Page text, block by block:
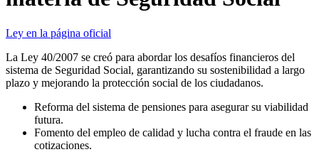
Ley en la página oficial
La Ley 40/2007 se creó para abordar los desafíos financieros del
sistema de Seguridad Social, garantizando su sostenibilidad a largo
plazo y mejorando la protección social de los ciudadanos.
Reforma del sistema de pensiones para asegurar su viabilidad
futura.
Fomento del empleo de calidad y lucha contra el fraude en las
cotizaciones.